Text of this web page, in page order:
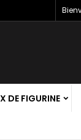
DE FIGURINE